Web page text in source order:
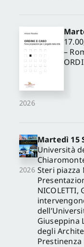
2026
–
2026
Martedì 15
Università
Steri piazza
Giuseppina
degli
Prestinenza